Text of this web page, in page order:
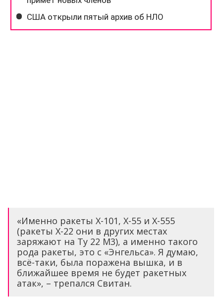
«Именно ракеты Х-101, Х-55 и Х-555
(ракеты Х-22 они в других местах
заряжают на Ту 22 М3), а именно такого
рода ракеты, это с «Энгельса». Я думаю,
всё-таки, была поражена вышка, и в
ближайшее время не будет ракетных
атак», – трепался Свитан.